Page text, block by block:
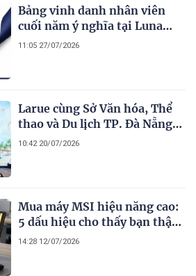
Bảng vinh danh nhân viên
cuối năm ý nghĩa tại Luna
Award Vietnam
11:05 27/07/2026
Larue cùng Sở Văn hóa, Thể
thao và Du lịch TP. Đà Nẵng
lan tỏa giá trị văn hóa, ẩm
10:42 20/07/2026
Mua máy MSI hiệu năng cao:
5 dấu hiệu cho thấy bạn thật
sự cần nâng cấp
14:28 12/07/2026